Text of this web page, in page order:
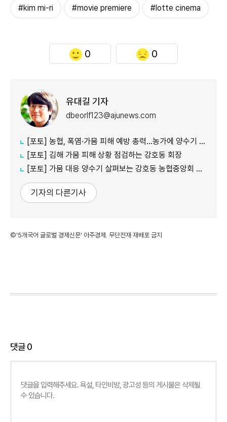
#kim mi-ri #movie premiere #lotte cinema
0 0
유대길 기자
dbeorlf123@ajunews.com
[포토] 농협, 폭염·가뭄 피해 예방 총력…농가에 양수기 지원
[포토] 김해 가뭄 피해 상황 점검하는 강호동 회장
[포토] 가뭄 대응 양수기 살펴보는 강호동 농협중앙회 회장
기자의 다른기사
©'5개국어 글로벌 경제신문' 아주경제. 무단전재·재배포 금지
댓글0